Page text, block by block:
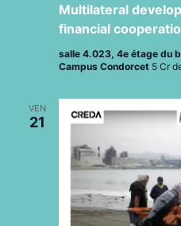
Multilateral
financial
salle 4.023, 4e étage du
Campus Condorcet 5 Cr
VEN
21